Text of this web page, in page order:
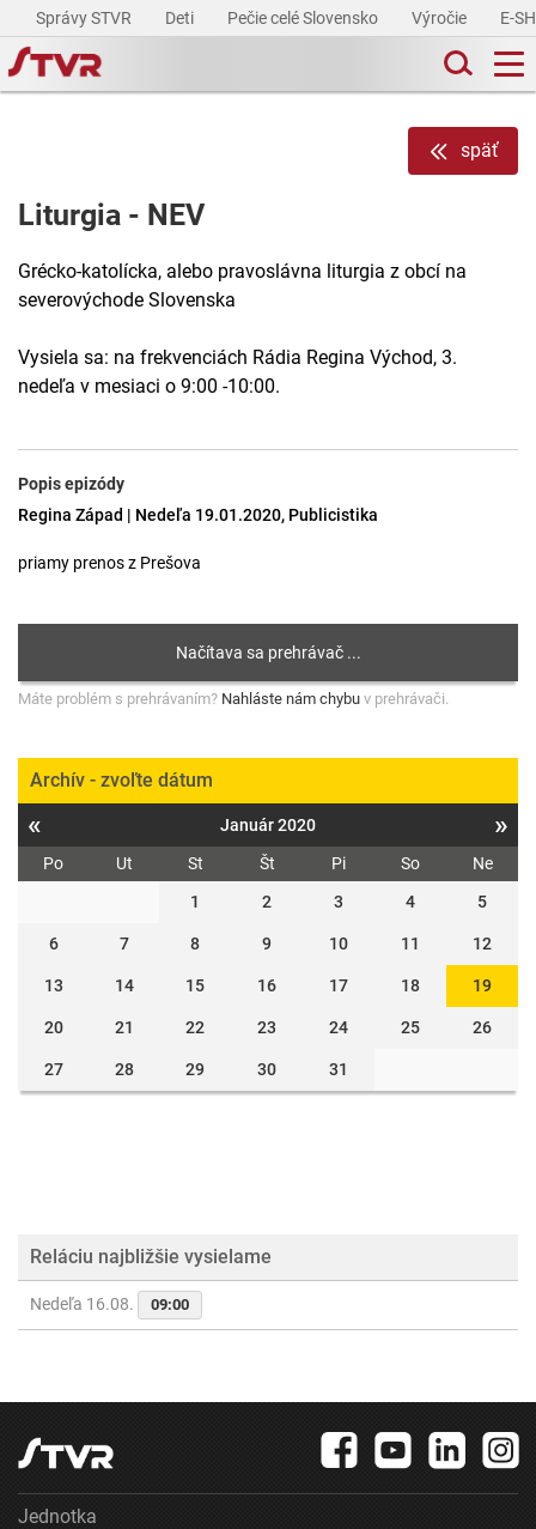
Správy STVR Deti Pečie celé Slovensko Výročie E-
späť
Liturgia - NEV
Grécko-katolícka, alebo pravoslávna liturgia z obcí na
severovýchode Slovenska
Vysiela sa: na frekvenciách Rádia Regina Východ, 3.
nedeľa v mesiaci o 9:00 -10:00.
Popis epizódy
Regina Západ | Nedeľa 19.01.2020, Publicistika
priamy prenos z Prešova
Máte problém s prehrávaním? Nahláste nám chybu v prehrávači.
Archív - zvoľte dátum
« Január 2020 »
Po Ut St Št Pi So
Ne
1
2 3 4 5
6 7 8 9 10 11 12
13 14 15 16 17 18 19
20 21 22 23 24 25 26
27 28 29 30 31
Reláciu najbližšie vysielame
Nedeľa 16.08. 09:00
Jednotka